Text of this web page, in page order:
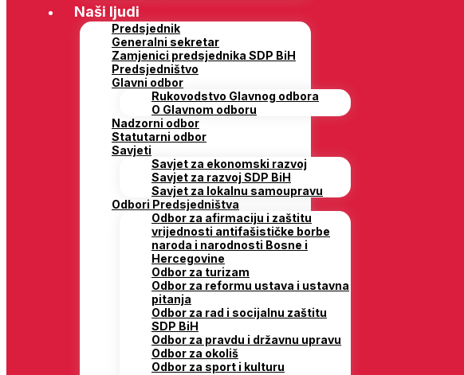
Naši ljudi
Predsjednik
Generalni sekretar
Zamjenici predsjednika SDP BiH
Predsjedništvo
Glavni odbor
Rukovodstvo Glavnog odbora
O Glavnom odboru
Nadzorni odbor
Statutarni odbor
Savjeti
Savjet za ekonomski razvoj
Savjet za razvoj SDP BiH
Savjet za lokalnu samoupravu
Odbori Predsjedništva
Odbor za afirmaciju i zaštitu
vrijednosti antifašističke borbe
naroda i narodnosti Bosne i
Hercegovine
Odbor za turizam
Odbor za reformu ustava i ustavna
pitanja
Odbor za rad i socijalnu zaštitu
SDP BiH
Odbor za pravdu i državnu upravu
Odbor za okoliš
Odbor za sport i kulturu